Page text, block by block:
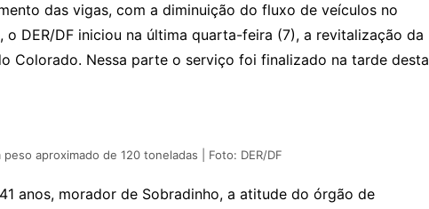
das vigas, com a diminuição do fluxo de veículos no
DER/DF iniciou na última quarta-feira (7), a revitalização da
Colorado. Nessa parte o serviço foi finalizado na tarde desta
peso aproximado de 120 toneladas | Foto: DER/DF
anos, morador de Sobradinho, a atitude do órgão de